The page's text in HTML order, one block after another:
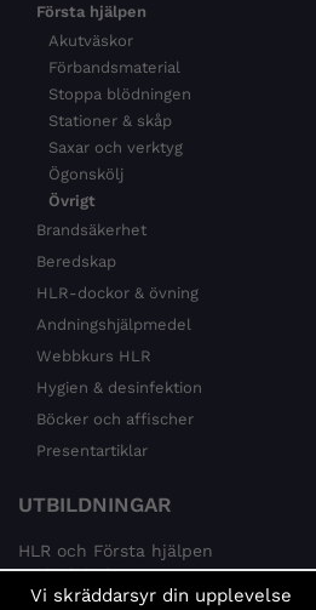
Första hjälpen
Akutväskor
Förbandsmaterial
Stoppa blödningen
Stationer & skåp
Saxar och verktyg
Ögonskölj
Övrigt
Brandsäkerhet
Beredskap
HLR-dockor & övning
Andningshjälpmedel
Webbkurs HLR
Hygien & desinfektion
Böcker och affischer
Presentartiklar
UTBILDNINGAR
HLR och Första hjälpen
Psykisk hälsa
Brandskydd
Vi skräddarsyr din upplevelse